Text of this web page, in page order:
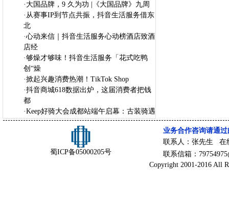
· 大国品牌，9 久为功 |《大国品牌》九周
· 从赛事IP到节点共振，抖音生活服务借东
北
·心动来信｜抖音生活服务心动榜酒店致酒
店经
·够燥才够味！抖音生活服务「花式吃鸭
创“燥
·掀起兴趣消费热潮！TikTok Shop
·抖音商城618数据出炉，这届消费者把钱
都
·Keep好骑大会成都站端午启幕：古装骑遇
蜀ICP备05000205号
业务合作咨询请通
联系人：张先生 在
联系信箱：
Copyright 2001-2016 All